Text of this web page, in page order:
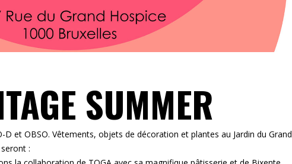
SUMMER
et OBSO. Vêtements, objets de décoration et plantes au Jardin du Grand
: